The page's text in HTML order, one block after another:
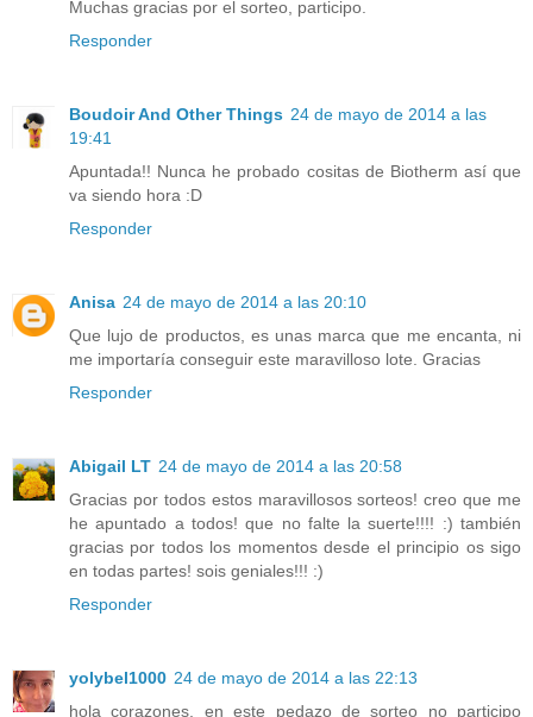
Muchas gracias por el sorteo, participo.
Responder
Boudoir And Other Things 24 de mayo de 2014 a las
19:41
Apuntada!! Nunca he probado cositas de Biotherm así que
va siendo hora :D
Responder
Anisa 24 de mayo de 2014 a las 20:10
Que lujo de productos, es unas marca que me encanta, ni
me importaría conseguir este maravilloso lote. Gracias
Responder
Abigail LT 24 de mayo de 2014 a las 20:58
Gracias por todos estos maravillosos sorteos! creo que me
he apuntado a todos! que no falte la suerte!!!! :) también
gracias por todos los momentos desde el principio os sigo
en todas partes! sois geniales!!! :)
Responder
yolybel1000 24 de mayo de 2014 a las 22:13
hola corazones, en este pedazo de sorteo no participo